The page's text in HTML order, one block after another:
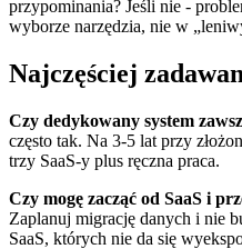
przypominania? Jeśli nie -
wyborze narzędzia, nie w
Najczęściej
Czy dedykowany system
często tak. Na 3-5 lat przy
trzy SaaS-y plus ręczna praca.
Czy mogę zacząć od SaaS i
Zaplanuj migrację danych i nie
SaaS, których nie da się